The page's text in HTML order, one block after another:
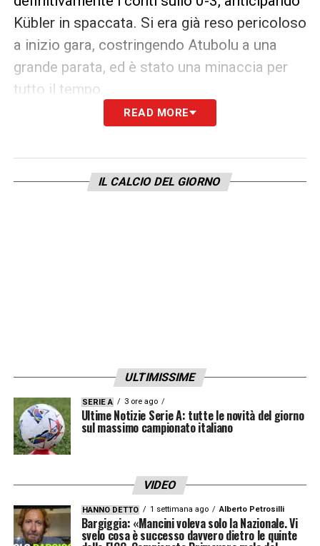
Kübler in spaccata. Si era già reso pericoloso
a inizio gara, costringendo Atubolu a una
grande parata, ed è stato una minaccia per
tutto il tempo.
Youri Tielemans (Aston Villa):sblocca una
un gesto tecnico di rara bellezza e difficoltà:
destro al volo potente e preciso su calcio
Villa organizzato, cinico e spettacolare. La
squadra ha gestito il palleggio e punito
spietatamente le distrazioni del Friburgo,
dominando letteralmente la ripresa.
Tifosi del Friburgo: un plauso al pubblico
tedesco, arrivato in massa a Istanbul, che
non ha mai smesso di cantare e sostenere la
READ MORE
IL CALCIO DEL GIORNO
ULTIMISSIME
SERIE A 3 ore ago
Ultime Notizie Serie A: tutte le novità del giorno
sul massimo campionato italiano
VIDEO
HANNO DETTO 1 settimana ago Alberto Petrosilli
Bargiggia: «Mancini voleva solo la Nazionale. Vi
svelo cosa è successo davvero dietro le quinte